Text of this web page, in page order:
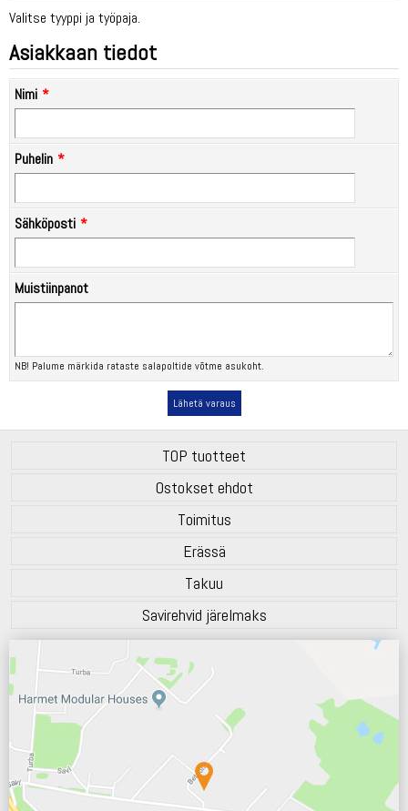
Valitse tyyppi ja työpaja.
Asiakkaan tiedot
Nimi
Puhelin
Sähköposti
Muistiinpanot
NB! Palume märkida rataste salapoltide võtme asukoht.
TOP tuotteet
Ostokset ehdot
Toimitus
Erässä
Takuu
Savirehvid järelmaks